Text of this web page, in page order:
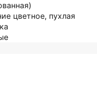
цветное, пухлая